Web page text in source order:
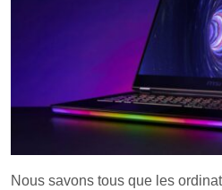
Nous savons tous que les